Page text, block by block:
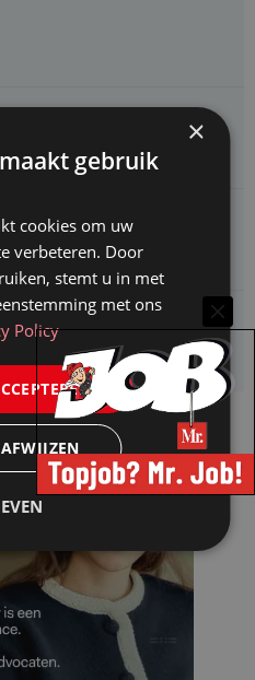
×
gebruik
cookies om uw
verbeteren. Door
stemt u in met
met ons
Policy